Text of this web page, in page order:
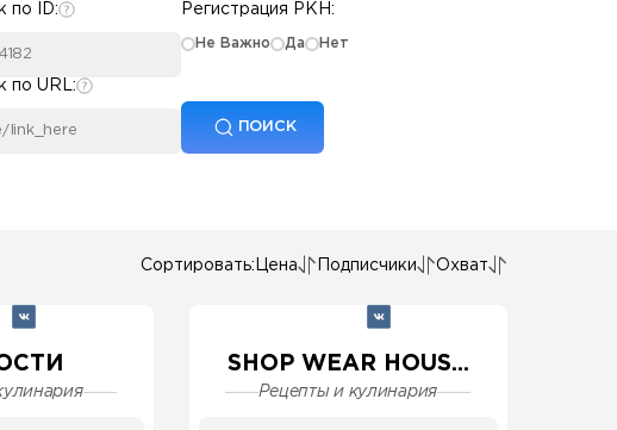
по ID:
по URL:
Регистрация РКН:
Не Важно Да Нет
ПОИСК
Сортировать: Цена Подписчики Охват
SHOP WEAR HOUS...
Рецепты и кулинария